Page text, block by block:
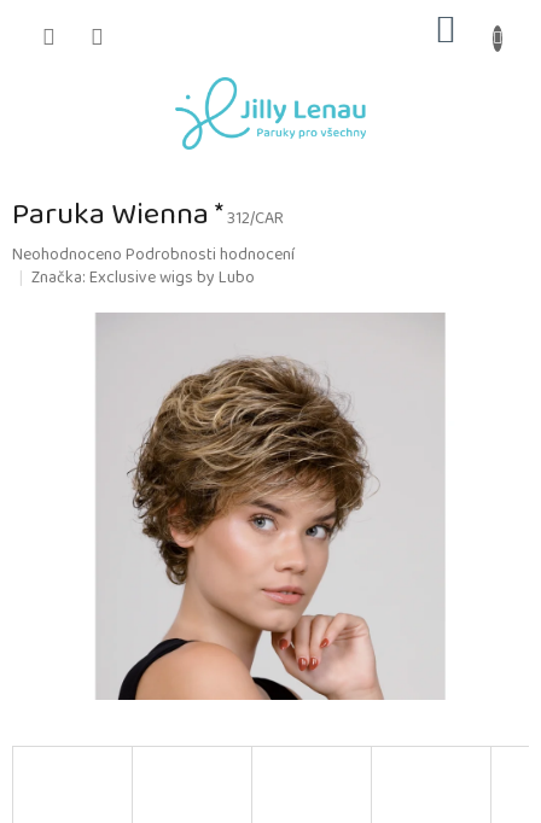
KOŠÍK
Paruka Wienna *312/CAR
Průměrné
hodnocení
NeohodnocenoPodrobnosti hodnocení
Značka:Exclusive wigs by Lubo